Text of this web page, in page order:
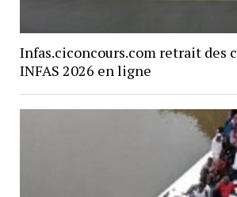
Infas.ciconcours.com retrait des
INFAS 2026 en ligne